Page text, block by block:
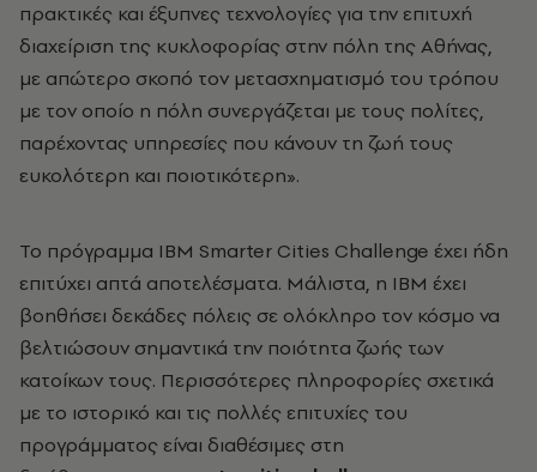
πρακτικές και έξυπνες τεχνολογίες για την επιτυχή
διαχείριση της κυκλοφορίας στην πόλη της Αθήνας,
με απώτερο σκοπό τον μετασχηματισμό του τρόπου
με τον οποίο η πόλη συνεργάζεται με τους πολίτες,
παρέχοντας υπηρεσίες που κάνουν τη ζωή τους
ευκολότερη και ποιοτικότερη».
Το πρόγραμμα ΙΒΜ Smarter Cities Challenge έχει ήδη
επιτύχει απτά αποτελέσματα. Μάλιστα, η ΙΒΜ έχει
βοηθήσει δεκάδες πόλεις σε ολόκληρο τον κόσμο να
βελτιώσουν σημαντικά την ποιότητα ζωής των
κατοίκων τους. Περισσότερες πληροφορίες σχετικά
με το ιστορικό και τις πολλές επιτυχίες του
προγράμματος είναι διαθέσιμες στη